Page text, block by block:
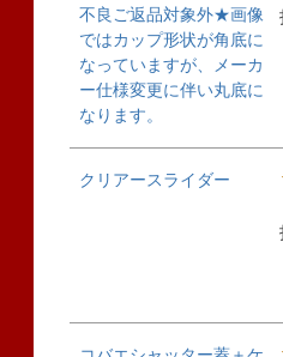
不良ご返品対象外★画像
ではカップ形状が角底に
なっていますが、メーカ
ー仕様変更に伴い丸底に
なります。
クリアースライダー